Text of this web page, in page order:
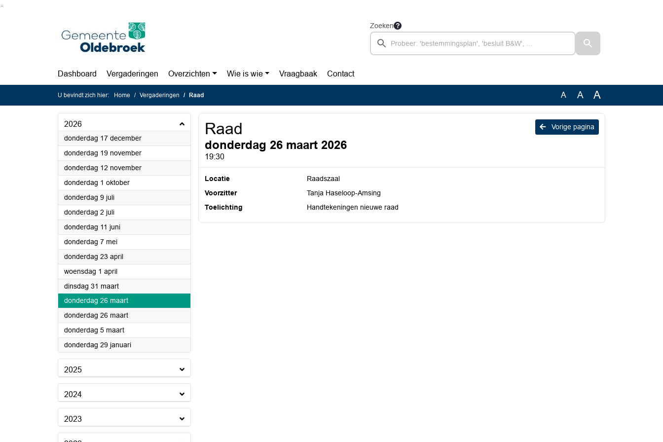
Zoeken
Dashboard Vergaderingen Overzichten Wie is wie Vraagbaak Contact
U bevindt zich hier: Home Vergaderingen Raad A A A
2026
donderdag 17 december2026
donderdag 19 november2026
donderdag 12 november2026
donderdag 1 oktober2026
donderdag 9 juli2026
donderdag 2 juli2026
donderdag 11 juni2026
donderdag 7 mei2026
donderdag 23 april2026
woensdag 1 april2026
dinsdag 31 maart2026
donderdag 26 maart2026
donderdag 26 maart2026
donderdag 5 maart2026
donderdag 29 januari2026
2025
2024
2023
Vorige pagina
Raad
donderdag 26 maart 2026
19:30
Locatie
Raadszaal
Voorzitter
Tanja Haseloop-Amsing
Toelichting
Handtekeningen nieuwe raad